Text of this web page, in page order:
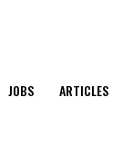
JOBS ARTICLES